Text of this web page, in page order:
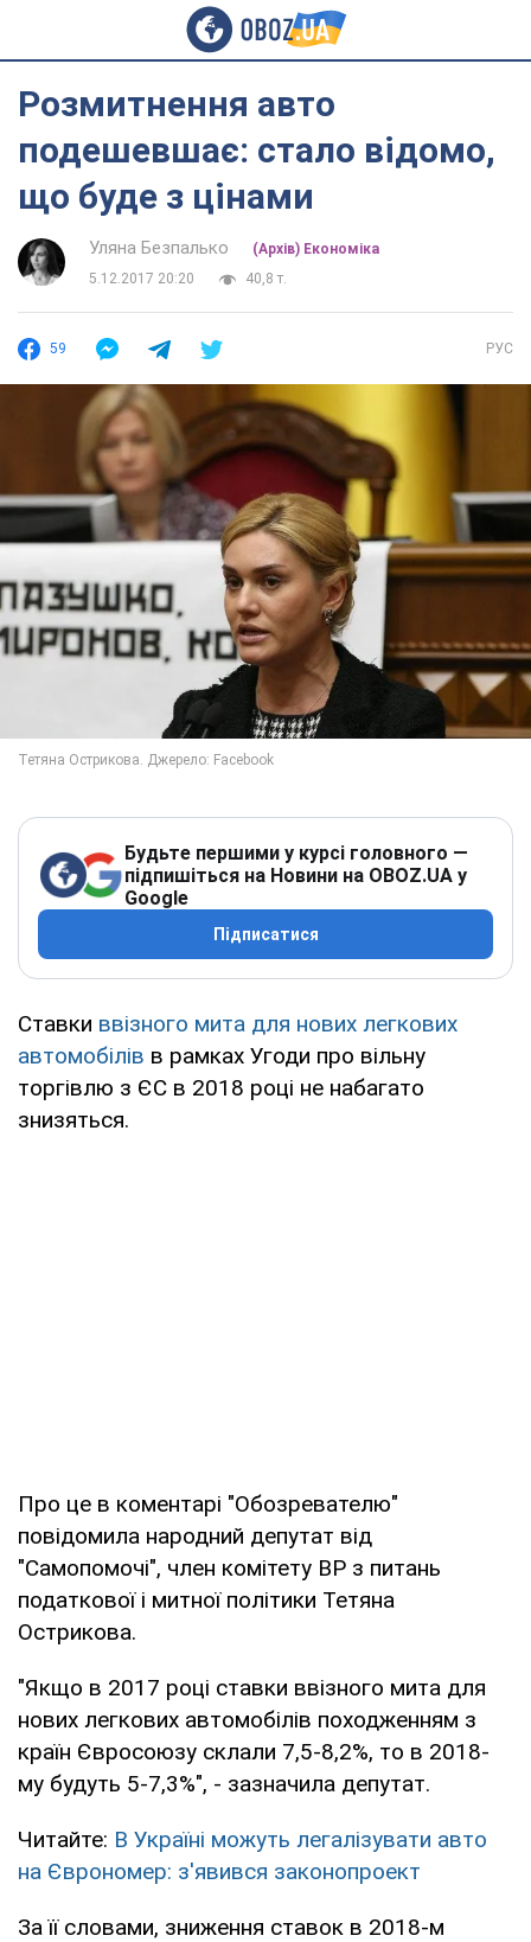
Розмитнення авто
подешевшає: стало відомо,
що буде з цінами
Уляна Безпалько
(Архів) Економіка
5.12.2017 20:20
40,8 т.
59 РУС
Будьте першими у курсі головного —
підпишіться на Новини на OBOZ.UA у
Google
Підписатися
Ставки ввізного мита для нових легкових
автомобілів в рамках Угоди про вільну
торгівлю з ЄС в 2018 році не набагато
знизяться.
Про це в коментарі "Обозревателю"
повідомила народний депутат від
"Самопомочі", член комітету ВР з питань
податкової і митної політики Тетяна
Острикова.
"Якщо в 2017 році ставки ввізного мита для
нових легкових автомобілів походженням з
країн Євросоюзу склали 7,5-8,2%, то в 2018-
му будуть 5-7,3%", - зазначила депутат.
Читайте: В Україні можуть легалізувати авто
на Єврономер: з'явився законопроект
За її словами, зниження ставок в 2018-м